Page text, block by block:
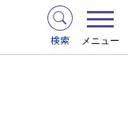
検索 メニュー